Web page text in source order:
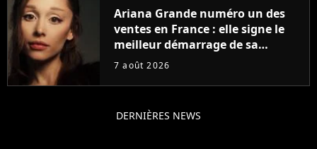
Ariana Grande numéro un des
ventes en France : elle signe le
meilleur démarrage de sa
carrière avec son album Petal
7 août 2026
DERNIÈRES NEWS